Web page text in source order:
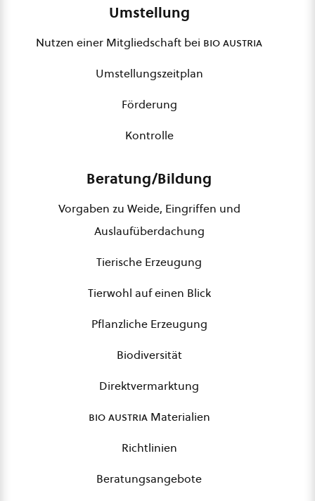
Umstellung
Nutzen einer Mitgliedschaft bei bio austria
Umstellungszeitplan
Förderung
Kontrolle
Beratung/Bildung
Vorgaben zu Weide, Eingriffen und
Auslaufüberdachung
Tierische Erzeugung
Tierwohl auf einen Blick
Pflanzliche Erzeugung
Biodiversität
Direktvermarktung
bio austriaMaterialien
Richtlinien
Beratungsangebote